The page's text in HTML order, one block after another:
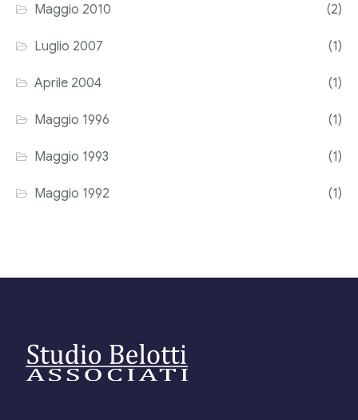
Maggio 2010 (2)
Luglio 2007 (1)
Aprile 2004 (1)
Maggio 1996 (1)
Maggio 1993 (1)
Maggio 1992 (1)